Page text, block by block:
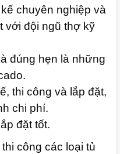
chuyên nghiệp và
với đội ngũ thợ kỹ
đúng hẹn là những
thi công và lắp đặt,
chi phí.
đặt tốt.
công các loại tủ